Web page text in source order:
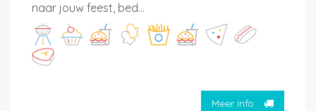
naar jouw feest, bed...
Meer info